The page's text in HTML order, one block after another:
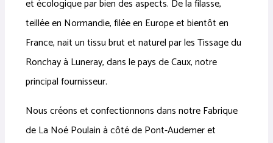
et écologique par bien des aspects. De la filasse,
teillée en Normandie, filée en Europe et bientôt en
France, nait un tissu brut et naturel par les Tissage du
Ronchay à Luneray, dans le pays de Caux, notre
principal fournisseur.
Nous créons et confectionnons dans notre Fabrique
de La Noé Poulain à côté de Pont-Audemer et